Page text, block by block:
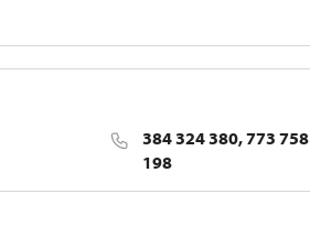
384 324 380, 773 758
198